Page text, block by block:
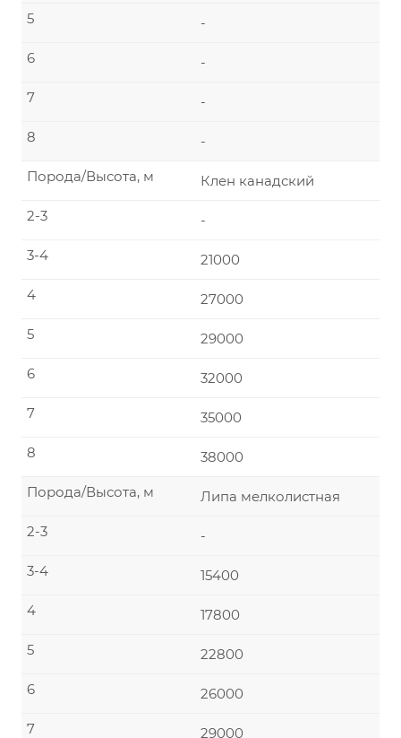
-
5
-
6
-
7
-
8
Клен канадский
Порода/Высота, м
-
2-3
21000
3-4
27000
4
29000
5
32000
6
35000
7
38000
8
Липа мелколистная
Порода/Высота, м
-
2-3
15400
3-4
17800
4
22800
5
26000
6
29000
7